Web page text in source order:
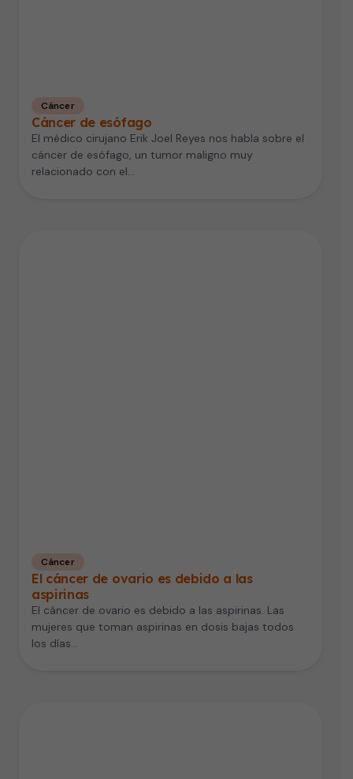
Cáncer
Cáncer de esófago
El médico cirujano Erik Joel Reyes nos habla sobre el
cáncer de esófago, un tumor maligno muy
relacionado con el…
Cáncer
El cáncer de ovario es debido a las
aspirinas
El cáncer de ovario es debido a las aspirinas. Las
mujeres que toman aspirinas en dosis bajas todos
los días…